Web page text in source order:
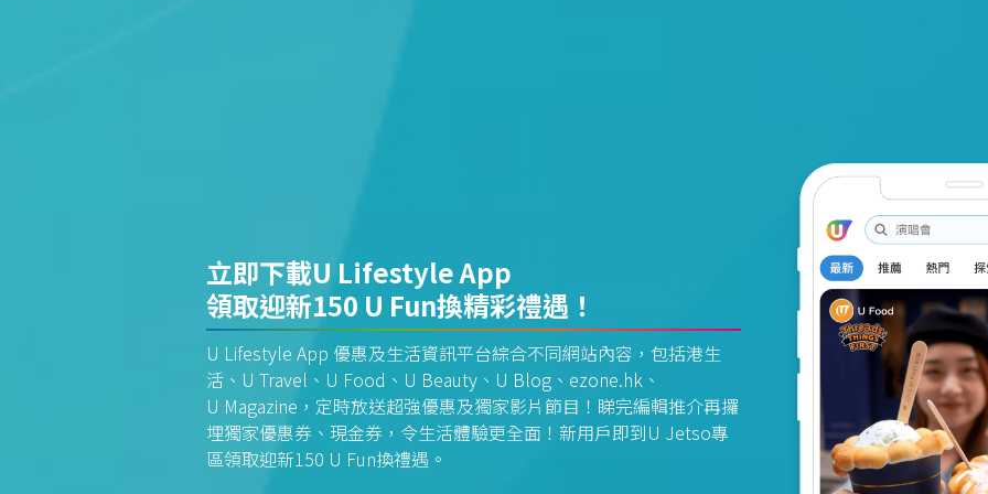
立即下載U Lifestyle App
領取迎新150 U Fun換精彩禮遇！
U Lifestyle App 優惠及生活資訊平台綜合不同網站內容，包括港生
活、U Travel、U Food、U Beauty、U Blog、ezone.hk、
U Magazine，定時放送超強優惠及獨家影片節目！睇完編輯推介再攞
埋獨家優惠券、現金券，令生活體驗更全面！新用戶即到U Jetso專
區領取迎新150 U Fun換禮遇。